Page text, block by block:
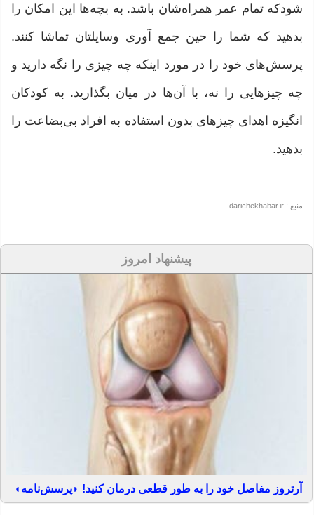
شودکه تمام عمر همراه‌شان باشد. به بچه‌ها این امکان را
بدهید که شما را حین جمع آوری وسایلتان تماشا کنند.
پرسش‌های خود را در مورد اینکه چه چیزی را نگه دارید و
چه چیزهایی را نه، با آن‌ها در میان بگذارید. به کودکان
انگیزه اهدای چیزهای بدون استفاده به افراد بی‌بضاعت را
بدهید.
منبع : darichekhabar.ir
پیشنهاد امروز
آرتروز مفاصل خود را به طور قطعی درمان کنید! ◗پرسش‌نامه◖